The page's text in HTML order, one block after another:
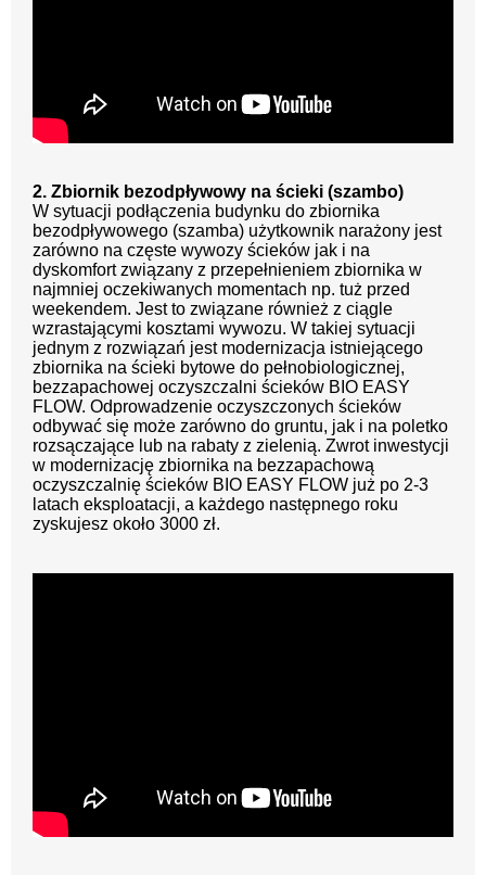
2. Zbiornik bezodpływowy na ścieki (szambo)
W sytuacji podłączenia budynku do zbiornika
bezodpływowego (szamba) użytkownik narażony jest
zarówno na częste wywozy ścieków jak i na
dyskomfort związany z przepełnieniem zbiornika w
najmniej oczekiwanych momentach np. tuż przed
weekendem. Jest to związane również z ciągle
wzrastającymi kosztami wywozu. W takiej sytuacji
jednym z rozwiązań jest modernizacja istniejącego
zbiornika na ścieki bytowe do pełnobiologicznej,
bezzapachowej oczyszczalni ścieków BIO EASY
FLOW. Odprowadzenie oczyszczonych ścieków
odbywać się może zarówno do gruntu, jak i na poletko
rozsączające lub na rabaty z zielenią. Zwrot inwestycji
w modernizację zbiornika na bezzapachową
oczyszczalnię ścieków BIO EASY FLOW już po 2-3
latach eksploatacji, a każdego następnego roku
zyskujesz około 3000 zł.